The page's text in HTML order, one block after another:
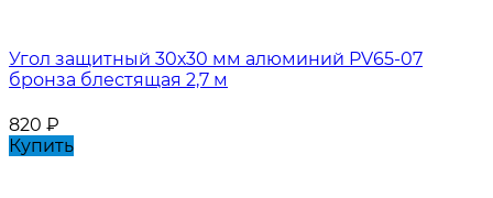
Угол защитный 30х30 мм алюминий PV65-07
бронза блестящая 2,7 м
820 ₽
Купить